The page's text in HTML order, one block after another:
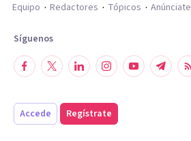
Equipo
Redactores Tópicos Anúnciate
Síguenos
Accede Regístrate